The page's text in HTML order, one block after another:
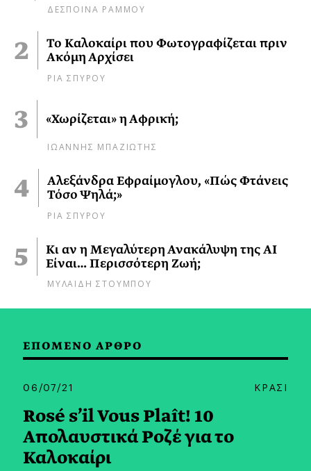
ΔΕΣΠΟΙΝΑ ΡΑΜΜΟΥ
Το Καλοκαίρι που Φωτογραφίζεται πριν
Ακόμη Αρχίσει
ΡΙΑ ΣΠΥΡΟΥ
«Χωρίζεται» η Αφρική;
ΙΩΑΝΝΗΣ ΜΠΑΖΙΩΤΗΣ
Αλεξάνδρα Εφραίμογλου, «Πώς Φτάνεις
Τόσο Ψηλά;»
ΡΙΑ ΣΠΥΡΟΥ
Κι αν η Μεγαλύτερη Ανακάλυψη της AI
Είναι… Περισσότερη Ζωή;
ΜΥΛΑΙΔΗ ΣΤΟΥΜΠΟΥ
ΕΠΟΜΕΝΟ ΑΡΘΡΟ
06/07/21 ΚΡΑΣΙ
Rosé s’il Vous Plaît! 10
Aπολαυστικά Ροζέ για το
Καλοκαίρι